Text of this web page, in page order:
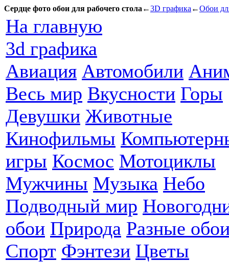
Сердце фото обои для рабочего стола ←3D графика ←Обои
На главную
3d графика
Авиация Автомобили
Весь мир Вкусности Горы
Девушки Животные
Кинофильмы
игры Космос Мотоциклы
Мужчины Музыка Небо
Подводный мир
обои Природа Разные
Спорт Фэнтези Цветы